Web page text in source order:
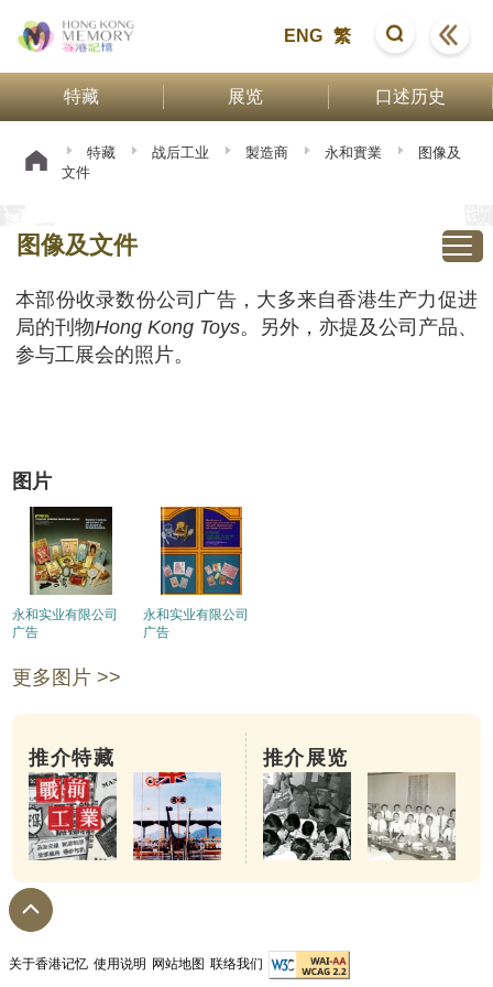
ENG 繁
特藏 展览 口述历史
特藏 战后工业 製造商 永和實業
图像及
文件
图像及文件
本部份收录数份公司广告，大多来自香港生产力促进
局的刊物Hong Kong Toys。另外，亦提及公司产品、
参与工展会的照片。
图片
永和实业有限公司
广告
永和实业有限公司
广告
更多图片 >>
推介特藏 推介展览
关于香港记忆 使用说明 网站地图 联络我们